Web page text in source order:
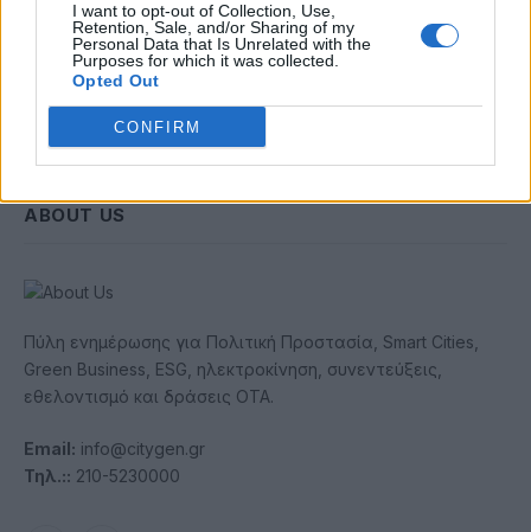
I want to opt-out of Collection, Use,
Retention, Sale, and/or Sharing of my
Personal Data that Is Unrelated with the
Purposes for which it was collected.
Opted Out
CONFIRM
ABOUT US
Πύλη ενημέρωσης για Πολιτική Προστασία, Smart Cities,
Green Business, ESG, ηλεκτροκίνηση, συνεντεύξεις,
εθελοντισμό και δράσεις ΟΤΑ.
Email: info@citygen.gr
Τηλ.:: 210-5230000